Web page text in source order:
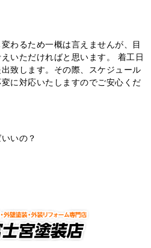
わるため一概は言えませんが、目
いただければと思います。 着工日
致します。その際、スケジュール
に対応いたしますのでご安心くだ
いの？